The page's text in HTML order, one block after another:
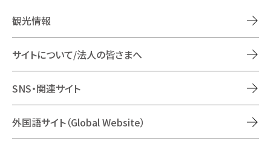
観光情報
サイトについて/法人の皆さまへ
SNS・関連サイト
外国語サイト（Global Website）